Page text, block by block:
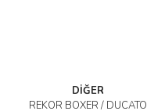
DİĞER
REKOR BOXER / DUCATO